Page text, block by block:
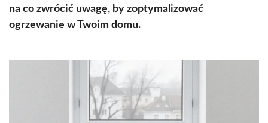
na co zwrócić uwagę, by zoptymalizować
ogrzewanie w Twoim domu.